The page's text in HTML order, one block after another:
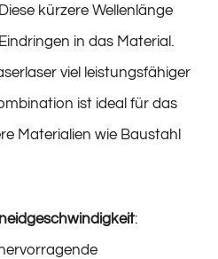
kürzere Wellenlänge
in das Material.
viel leistungsfähiger
ist ideal für das
Materialien wie Baustahl
: